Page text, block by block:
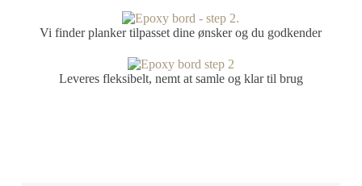
Vi finder planker tilpasset dine ønsker og du godkender
Leveres fleksibelt, nemt at samle og klar til brug